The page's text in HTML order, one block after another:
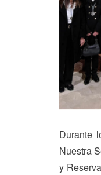
Durante
Nuestra
y